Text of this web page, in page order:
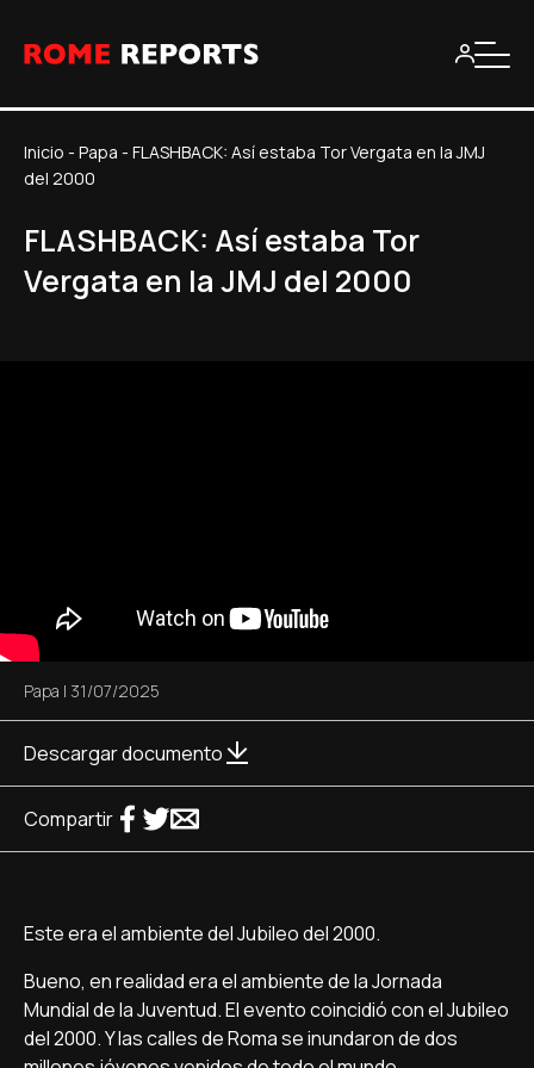
Inicio - Papa - FLASHBACK: Así estaba Tor Vergata en la JMJ
del 2000
FLASHBACK: Así estaba Tor
Vergata en la JMJ del 2000
Papa | 31/07/2025
Descargar documento
Compartir
Este era el ambiente del Jubileo del 2000.
Bueno, en realidad era el ambiente de la Jornada
Mundial de la Juventud. El evento coincidió con el Jubileo
del 2000. Y las calles de Roma se inundaron de dos